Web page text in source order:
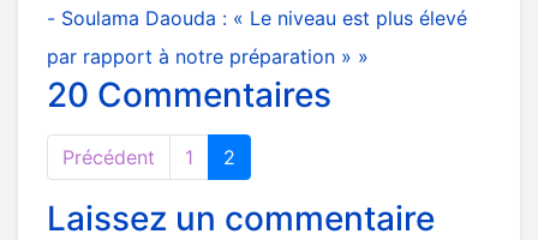
- Soulama Daouda : « Le niveau est plus élevé
par rapport à notre préparation » »
20 Commentaires
Précédent 1 2
Laissez un commentaire